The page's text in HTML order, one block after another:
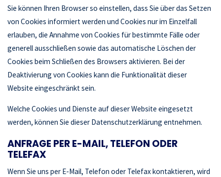
Sie können Ihren Browser so einstellen, dass Sie über das Setzen
von Cookies informiert werden und Cookies nur im Einzelfall
erlauben, die Annahme von Cookies für bestimmte Fälle oder
generell ausschließen sowie das automatische Löschen der
Cookies beim Schließen des Browsers aktivieren. Bei der
Deaktivierung von Cookies kann die Funktionalität dieser
Website eingeschränkt sein.
Welche Cookies und Dienste auf dieser Website eingesetzt
werden, können Sie dieser Datenschutzerklärung entnehmen.
ANFRAGE PER E-MAIL, TELEFON ODER
TELEFAX
Wenn Sie uns per E-Mail, Telefon oder Telefax kontaktieren, wird